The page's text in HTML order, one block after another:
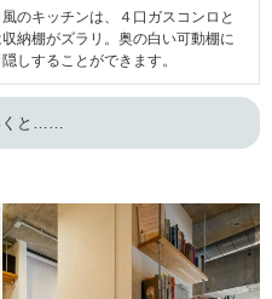
のキッチンは、４口ガスコンロと
納棚がズラリ。奥の白い可動棚に
しすることができます。
くと……